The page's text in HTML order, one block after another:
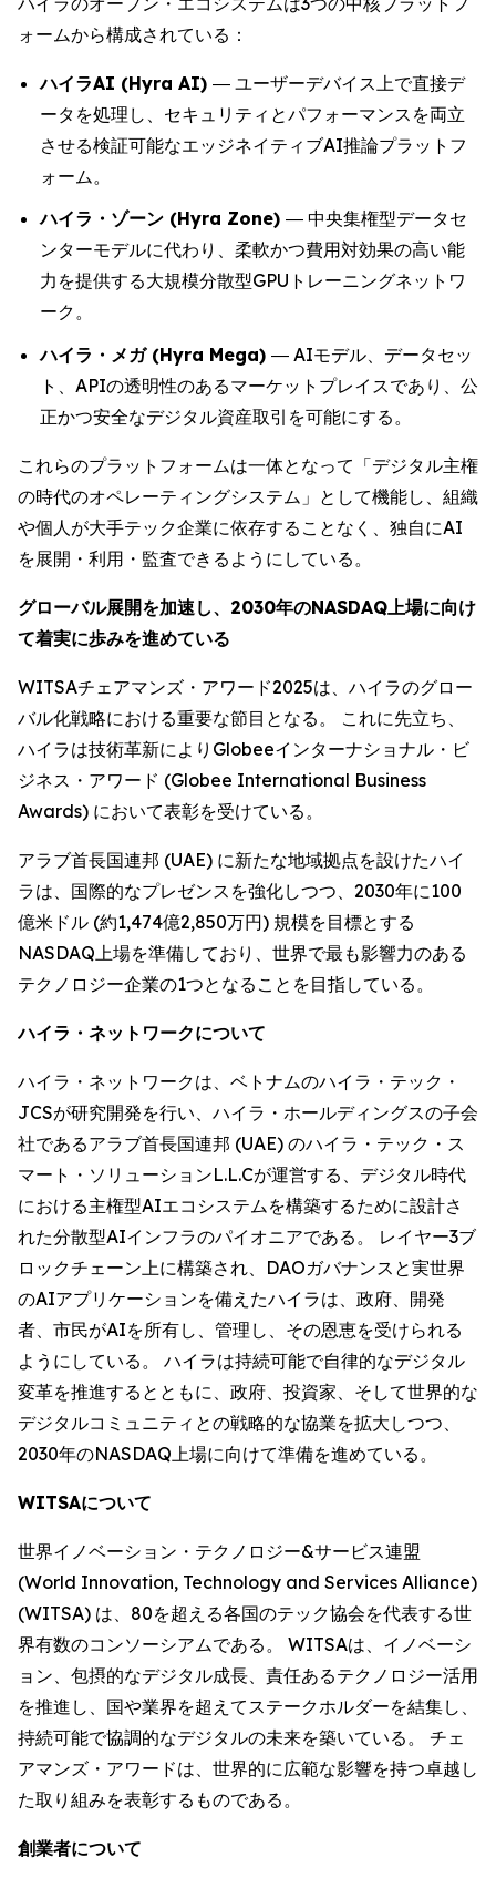
ォームから構成されている：
ハイラAI (Hyra AI) ― ユーザーデバイス上で直接デ
ータを処理し、セキュリティとパフォーマンスを両立
させる検証可能なエッジネイティブAI推論プラットフ
ォーム。
ハイラ・ゾーン (Hyra Zone) ― 中央集権型データセ
ンターモデルに代わり、柔軟かつ費用対効果の高い能
力を提供する大規模分散型GPUトレーニングネットワ
ーク。
ハイラ・メガ (Hyra Mega) ― AIモデル、データセッ
ト、APIの透明性のあるマーケットプレイスであり、公
正かつ安全なデジタル資産取引を可能にする。
これらのプラットフォームは一体となって「デジタル主権
の時代のオペレーティングシステム」として機能し、組織
や個人が大手テック企業に依存することなく、独自にAI
を展開・利用・監査できるようにしている。
グローバル展開を加速し、2030年のNASDAQ上場に向け
て着実に歩みを進めている
WITSAチェアマンズ・アワード2025は、ハイラのグロー
バル化戦略における重要な節目となる。 これに先立ち、
ハイラは技術革新によりGlobeeインターナショナル・ビ
ジネス・アワード (Globee International Business
Awards) において表彰を受けている。
アラブ首長国連邦 (UAE) に新たな地域拠点を設けたハイ
ラは、国際的なプレゼンスを強化しつつ、2030年に100
億米ドル (約1,474億2,850万円) 規模を目標とする
NASDAQ上場を準備しており、世界で最も影響力のある
テクノロジー企業の1つとなることを目指している。
ハイラ・ネットワークについて
ハイラ・ネットワークは、ベトナムのハイラ・テック・
JCSが研究開発を行い、ハイラ・ホールディングスの子会
社であるアラブ首長国連邦 (UAE) のハイラ・テック・ス
マート・ソリューションL.L.Cが運営する、デジタル時代
における主権型AIエコシステムを構築するために設計さ
れた分散型AIインフラのパイオニアである。 レイヤー3ブ
ロックチェーン上に構築され、DAOガバナンスと実世界
のAIアプリケーションを備えたハイラは、政府、開発
者、市民がAIを所有し、管理し、その恩恵を受けられる
ようにしている。 ハイラは持続可能で自律的なデジタル
変革を推進するとともに、政府、投資家、そして世界的な
デジタルコミュニティとの戦略的な協業を拡大しつつ、
2030年のNASDAQ上場に向けて準備を進めている。
WITSAについて
世界イノベーション・テクノロジー&サービス連盟
(World Innovation, Technology and Services Alliance)
(WITSA) は、80を超える各国のテック協会を代表する世
界有数のコンソーシアムである。 WITSAは、イノベーシ
ョン、包摂的なデジタル成長、責任あるテクノロジー活用
を推進し、国や業界を超えてステークホルダーを結集し、
持続可能で協調的なデジタルの未来を築いている。 チェ
アマンズ・アワードは、世界的に広範な影響を持つ卓越し
た取り組みを表彰するものである。
創業者について